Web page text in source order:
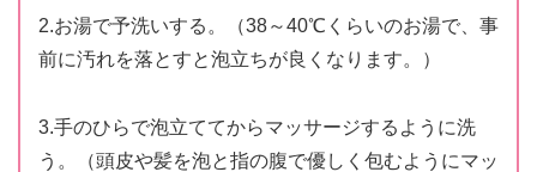
2.お湯で予洗いする。（38～40℃くらいのお湯で、事
前に汚れを落とすと泡立ちが良くなります。）
3.手のひらで泡立ててからマッサージするように洗
う。（頭皮や髪を泡と指の腹で優しく包むようにマッ